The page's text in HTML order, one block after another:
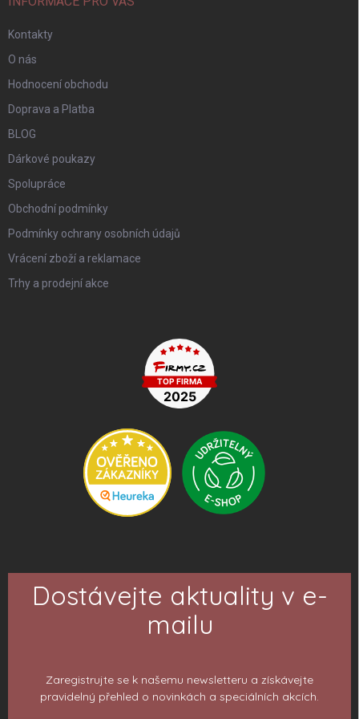
Kontakty
O nás
Hodnocení obchodu
Doprava a Platba
BLOG
Dárkové poukazy
Spolupráce
Obchodní podmínky
Podmínky ochrany osobních údajů
Vrácení zboží a reklamace
Trhy a prodejní akce
Dostávejte aktuality v e-
mailu
Zaregistrujte se k našemu newsletteru a získávejte
pravidelný přehled o novinkách a speciálních akcích.